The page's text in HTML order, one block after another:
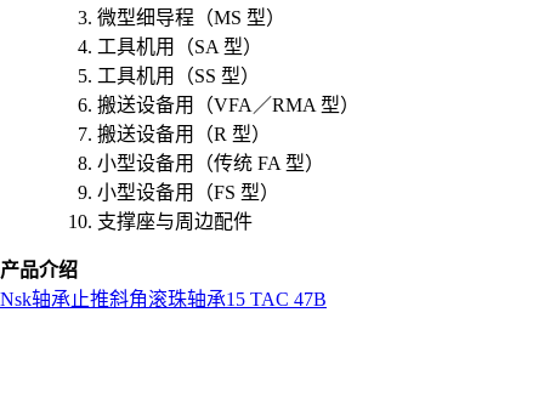
微型细导程（MS 型）
工具机用（SA 型）
工具机用（SS 型）
搬送设备用（VFA／RMA 型）
搬送设备用（R 型）
小型设备用（传统 FA 型）
小型设备用（FS 型）
支撑座与周边配件
产品介绍
Nsk轴承 止推斜角滚珠轴承15 TAC 47B